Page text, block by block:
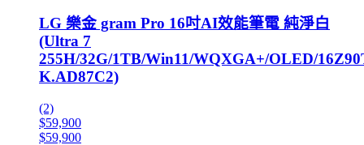
LG 樂金 gram Pro 16吋AI效能筆電 純淨白
(Ultra 7
255H/32G/1TB/Win11/WQXGA+/OLED/
K.AD87C2)
(2)
$59,900
$59,900